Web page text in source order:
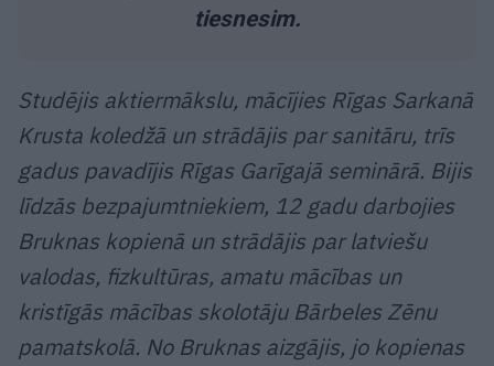
tiesnesim.
Studējis aktiermākslu, mācījies Rīgas Sarkanā
Krusta koledžā un strādājis par sanitāru, trīs
gadus pavadījis Rīgas Garīgajā seminārā. Bijis
līdzās bezpajumtniekiem, 12 gadu darbojies
Bruknas kopienā un strādājis par latviešu
valodas, fizkultūras, amatu mācības un
kristīgās mācības skolotāju Bārbeles Zēnu
pamatskolā. No Bruknas aizgājis, jo kopienas